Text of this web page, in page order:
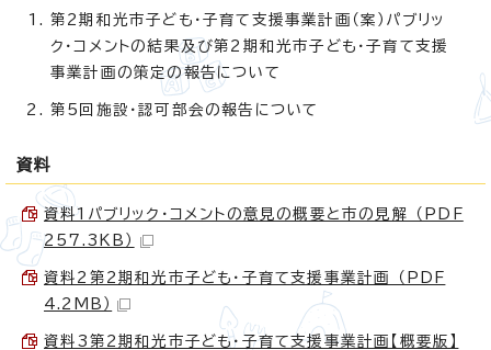
第2期和光市子ども・子育て支援事業計画（案）パブリッ
ク・コメントの結果及び第2期和光市子ども・子育て支援
事業計画の策定の報告について
第5回施設・認可部会の報告について
資料
資料1パブリック・コメントの意見の概要と市の見解 （PDF
257.3KB）
資料2第2期和光市子ども・子育て支援事業計画 （PDF
4.2MB）
資料3第2期和光市子ども・子育て支援事業計画【概要版】